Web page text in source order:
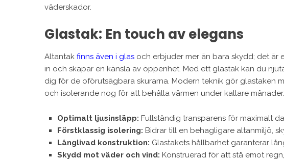
väderskador.
Glastak: En touch av elegans
Altantak finns även i glas och erbjuder mer än bara skydd; det är
in och skapar en känsla av öppenhet. Med ett glastak kan du
dig för de oförutsägbara skurarna. Modern teknik gör glastaken
och isolerande nog för att behålla värmen under kallare
Optimalt ljusinsläpp: Fullständig transparens för maximalt
Förstklassig isolering: Bidrar till en behagligare altanmiljö,
Långlivad konstruktion: Glastakets hållbarhet garanterar
Skydd mot väder och vind: Konstruerad för att stå emot